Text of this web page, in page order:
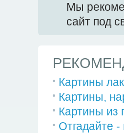
Мы
сайт под
Картины
Картины,
Картины из
Отгадайте -